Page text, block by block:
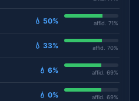
💧 50% affid. 71%
💧 33% affid. 70%
💧 6% affid. 69%
💧 0% affid. 69%